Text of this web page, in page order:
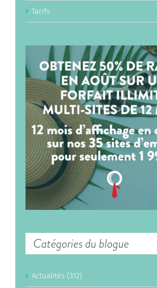
Tarifs
Catégories du blogue
Actualités (312)